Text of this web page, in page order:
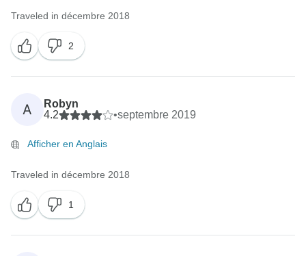
Traveled in décembre 2018
2
A
Robyn
4.2
•septembre 2019
Afficher en Anglais
Traveled in décembre 2018
1